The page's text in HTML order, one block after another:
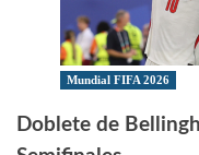
Mundial FIFA 2026
Doblete de